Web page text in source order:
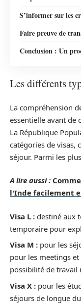
S’informer sur les
Faire preuve de
Conclusion : Un
Les différents
La compréhension
essentielle avant de
La République
catégories de visas,
séjour. Parmi les
A lire aussi :
l'Inde facilement
Visa L : destiné aux
temporaire pour
Visa M : pour les
pour les meetings et
possibilité de travail
Visa X : pour les
séjours de longue